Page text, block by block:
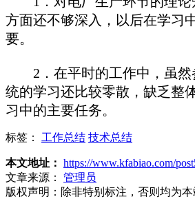
方面还不够深入，以后在学习
要。
2．在平时的工作中，虽然
统的学习还比较零散，缺乏整
习中的主要任务。
标签： 工作总结 技术总结
本文地址： https://www.kfabiao.com/
文章来源：
管理员
版权声明： 除非特别标注，否则均为